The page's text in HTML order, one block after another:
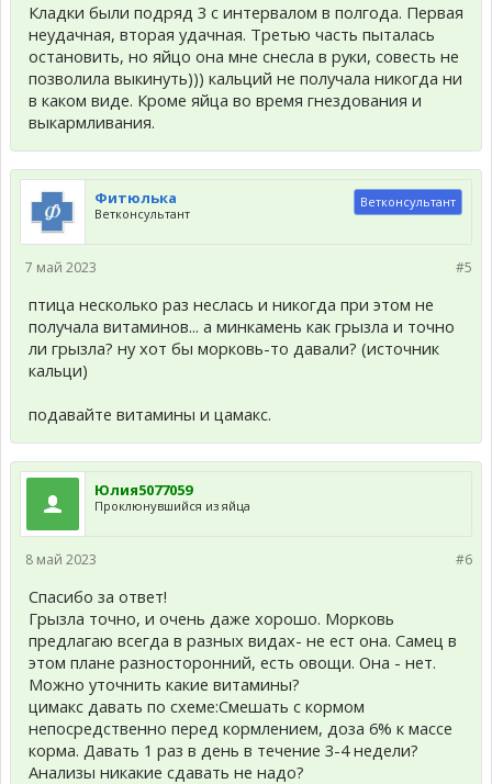
Кладки были подряд 3 с интервалом в полгода. Первая
неудачная, вторая удачная. Третью часть пыталась
остановить, но яйцо она мне снесла в руки, совесть не
позволила выкинуть))) кальций не получала никогда ни
в каком виде. Кроме яйца во время гнездования и
выкармливания.
Фитюлька
Ветконсультант
Ветконсультант
#5
7 май 2023
птица несколько раз неслась и никогда при этом не
получала витаминов... а минкамень как грызла и точно
ли грызла? ну хот бы морковь-то давали? (источник
кальци)
подавайте витамины и цамакс.
Юлия5077059
Проклюнувшийся из яйца
#6
8 май 2023
Спасибо за ответ!
Грызла точно, и очень даже хорошо. Морковь
предлагаю всегда в разных видах- не ест она. Самец в
этом плане разносторонний, есть овощи. Она - нет.
Можно уточнить какие витамины?
цимакс давать по схеме:Смешать с кормом
непосредственно перед кормлением, доза 6% к массе
корма. Давать 1 раз в день в течение 3-4 недели?
Анализы никакие сдавать не надо?